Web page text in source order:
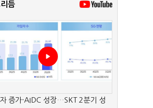
듬
증가·AIDC 성장…SKT 2분기 성